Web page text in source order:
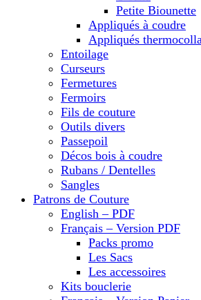
Petite Biounette
Appliqués à coudre
Appliqués
Entoilage
Curseurs
Fermetures
Fermoirs
Fils de couture
Outils divers
Passepoil
Décos bois à coudre
Rubans / Dentelles
Sangles
Patrons de Couture
English – PDF
Français – Version PDF
Packs promo
Les Sacs
Les accessoires
Kits bouclerie